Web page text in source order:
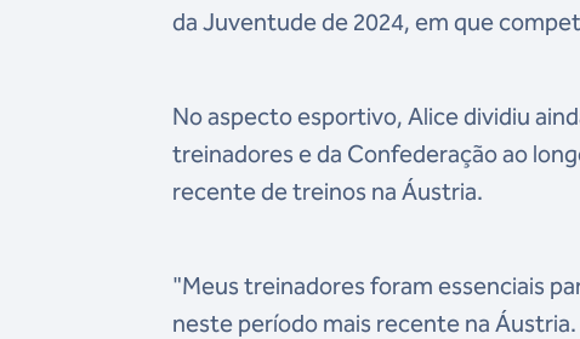
da Juventude de 2024, em que
No aspecto esportivo, Alice dividiu
treinadores e da Confederação ao
recente de treinos na Áustria.
"Meus treinadores foram essenciais
neste período mais recente na